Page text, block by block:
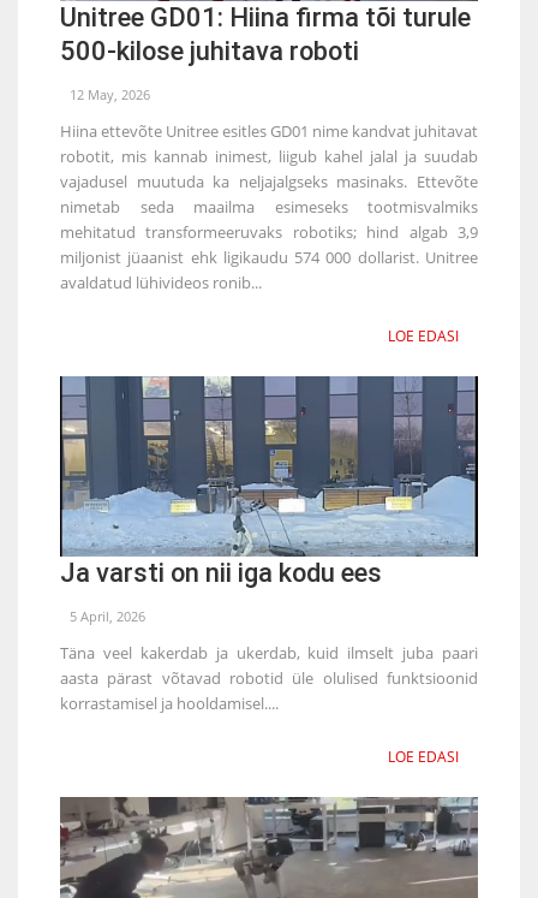
Unitree GD01: Hiina firma tõi turule
500-kilose juhitava roboti
12 May, 2026
Hiina ettevõte Unitree esitles GD01 nime kandvat juhitavat
robotit, mis kannab inimest, liigub kahel jalal ja suudab
vajadusel muutuda ka neljajalgseks masinaks. Ettevõte
nimetab seda maailma esimeseks tootmisvalmiks
mehitatud transformeeruvaks robotiks; hind algab 3,9
miljonist jüaanist ehk ligikaudu 574 000 dollarist. Unitree
avaldatud lühivideos ronib...
LOE EDASI
Ja varsti on nii iga kodu ees
5 April, 2026
Täna veel kakerdab ja ukerdab, kuid ilmselt juba paari
aasta pärast võtavad robotid üle olulised funktsioonid
korrastamisel ja hooldamisel....
LOE EDASI